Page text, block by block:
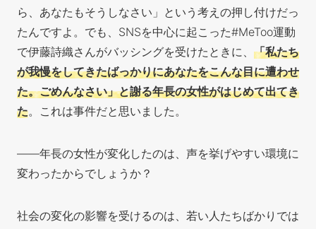
ら、あなたもそうしなさい」という考えの押し付けだっ
たんですよ。でも、SNSを中心に起こった#MeToo運動
で伊藤詩織さんがバッシングを受けたときに、 「私たち
が我慢をしてきたばっかりにあなたをこんな目に遭わせ
た。ごめんなさい」と謝る年長の女性がはじめて出てき
た。これは事件だと思いました。
――年長の女性が変化したのは、声を挙げやすい環境に
変わったからでしょうか？
社会の変化の影響を受けるのは、若い人たちばかりでは